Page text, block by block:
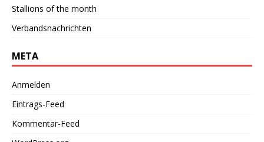
Stallions of the month
Verbandsnachrichten
META
Anmelden
Eintrags-Feed
Kommentar-Feed